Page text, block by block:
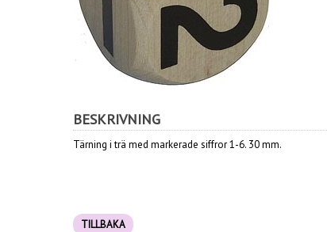
BESKRIVNING
Tärning i trä med markerade siffror 1-6. 30 mm.
TILLBAKA